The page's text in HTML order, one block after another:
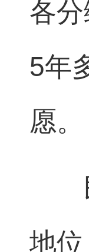
各
5年
愿。
民
地